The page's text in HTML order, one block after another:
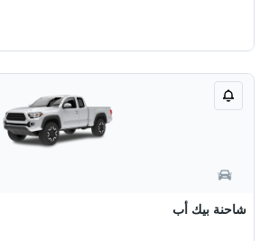
شاحنة بيك أب